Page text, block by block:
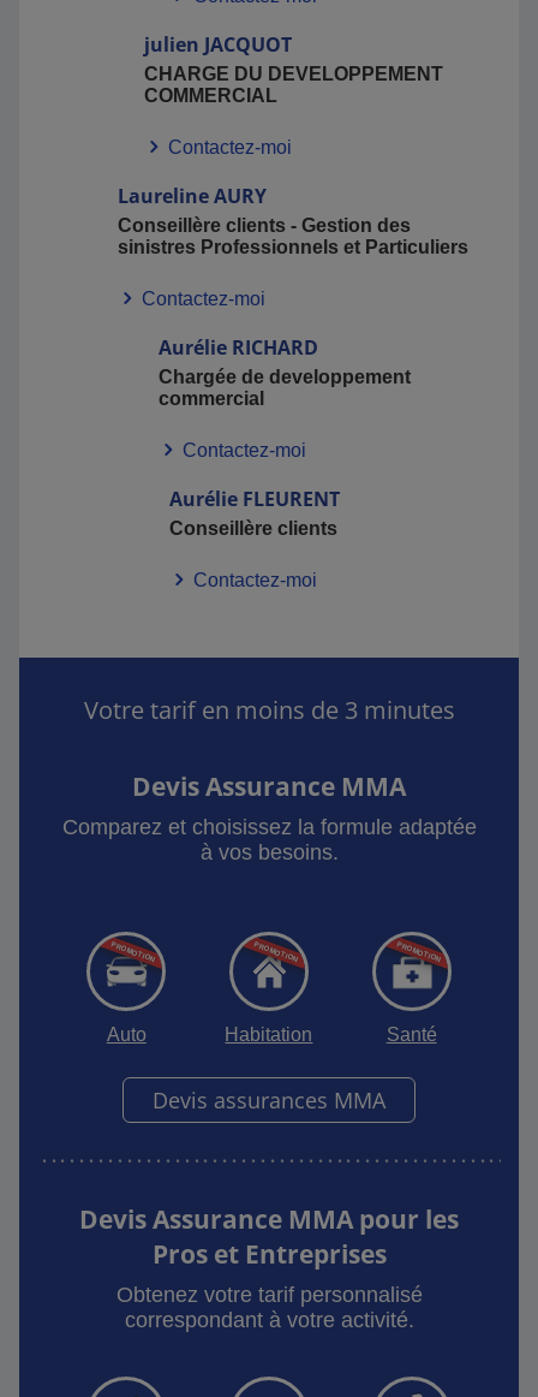
julien JACQUOT
CHARGE DU DEVELOPPEMENT
COMMERCIAL
Contactez-moi
LaurelineAURY
Conseillère clients - Gestion des
sinistres Professionnels et Particuliers
Contactez-moi
Aurélie RICHARD
Chargée de developpement
commercial
Contactez-moi
Aurélie FLEURENT
Conseillère clients
Contactez-moi
Votre tarif en moins de 3 minutes
Devis Assurance MMA
Comparez et choisissez la formule adaptée
à vos besoins.
Auto Habitation Santé
Devis assurances MMA
Devis Assurance MMA pour les
Pros et Entreprises
Obtenez votre tarif personnalisé
correspondant à votre activité.